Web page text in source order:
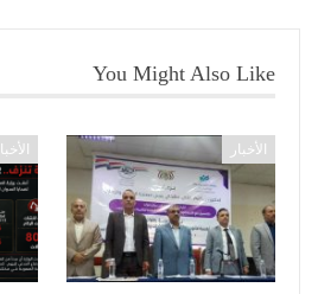
You Might Also Like
الأخبار